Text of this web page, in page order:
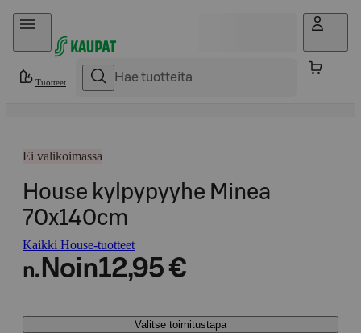
Hyppää sisältöön
Tuotteet
Ei valikoimassa
House kylpypyyhe Minea
70x140cm
Kaikki House-tuotteet
n. Noin12,95 €
Valitse toimitustapa